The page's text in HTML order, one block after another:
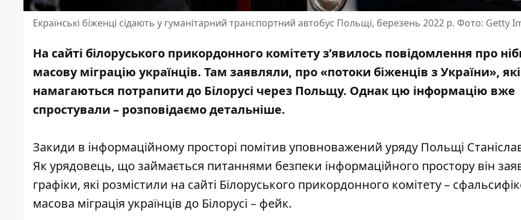
Eкраїнські біженці сідають у гуманітарний транспортний автобус Польщі, березень 2022 р. Фото: Getty
На сайті білоруського прикордонного комітету з’явилось повідомлення про
масову міграцію українців. Там заявляли, про «потоки біженців з України», які
намагаються потрапити до Білорусі через Польщу. Однак цю інформацію вже
спростували – розповідаємо детальніше.
Закиди в інформаційному просторі помітив уповноважений уряду Польщі
Як урядовець, що займається питаннями безпеки інформаційного простору він
графіки, які розмістили на сайті Білоруського прикордонного комітету –
масова міграція українців до Білорусі – фейк.